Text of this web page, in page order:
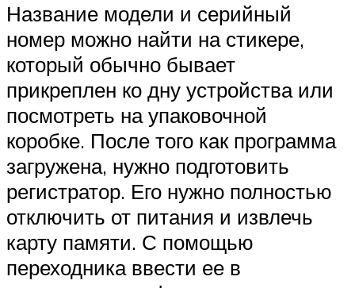
Название модели и серийный
номер можно найти на стикере,
который обычно бывает
прикреплен ко дну устройства или
посмотреть на упаковочной
коробке. После того как программа
загружена, нужно подготовить
регистратор. Его нужно полностью
отключить от питания и извлечь
карту памяти. С помощью
переходника ввести ее в